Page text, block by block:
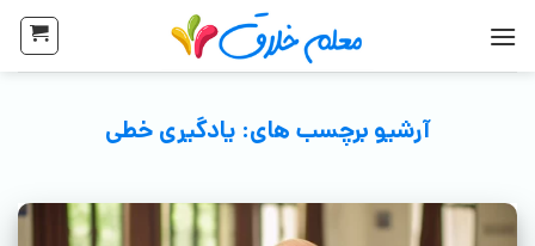
آرشیو برچسب های: یادگیری خطی